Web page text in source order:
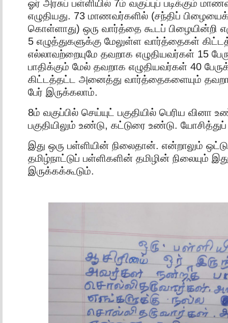
ஓர் அரசுப் பள்ளியில் 7ம் வகுப்புப் படிக்கும்
எழுதியது. 73 மாணவர்களில் (சந்திப்
கொள்ளாது) ஒரு வார்த்தை கூடப் பிழையின்றி
5 எழுத்துகளுக்கு மேலுள்ள வார்த்தைகள்
எல்லாவற்றையுமே தவறாக எழுதியவர்கள் 15
பாதிக்கும் மேல் தவறாக எழுதியவர்கள் 40
கிட்டத்தட்ட அனைத்து வார்த்தைகளையும்
பேர் இருக்கலாம்.
8ம் வகுப்பில் செய்யுட் பகுதியில் பெரிய வினா
பகுதியிலும் உண்டு, கட்டுரை உண்டு.
இது ஒரு பள்ளியின் நிலைதான். என்றாலும்
தமிழ்நாட்டுப் பள்ளிகளின் தமிழின் நிலையும்
இருக்கக்கூடும்.